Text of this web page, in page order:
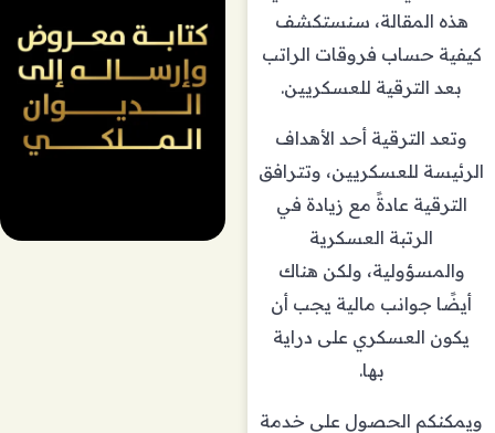
هذه المقالة، سنستكشف
كيفية حساب فروقات الراتب
بعد الترقية للعسكريين.
وتعد الترقية أحد الأهداف
الرئيسة للعسكريين، وتترافق
الترقية عادةً مع زيادة في
الرتبة العسكرية
والمسؤولية، ولكن هناك
أيضًا جوانب مالية يجب أن
يكون العسكري على دراية
بها.
ويمكنكم الحصول على خدمة